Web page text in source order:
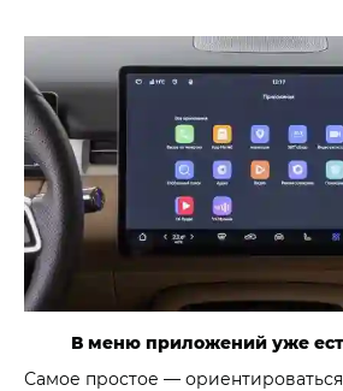
В меню приложений уже
Самое простое —